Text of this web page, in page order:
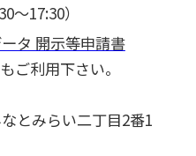
～17:30）
タ 開示等申請書
ご利用下さい。
とみらい二丁目2番1